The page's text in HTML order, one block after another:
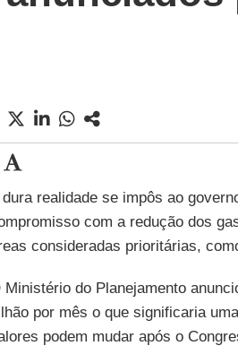
dura realidade se impôs ao
com a redução dos
consideradas prioritárias,
Ministério do Planejamento
por mês o que significaria
podem mudar após o